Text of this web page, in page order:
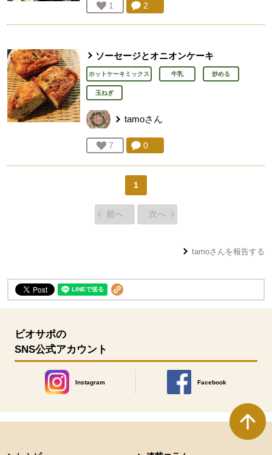
お気に入り登録：
1 人が登録コメント：
2
ソーセージとオニオンケーキ
ホットケーキミックス 牛乳 炒める
玉ねぎ
tamoさん
お気に入り登録：
7 人が登録コメント：
0
1
前へ 次へ
tamoさんを報告する
ビオサポの
SNS公式アカウント
Instagram
別のウィンドウで開きます。
Facebook
別のウィンドウで開きます